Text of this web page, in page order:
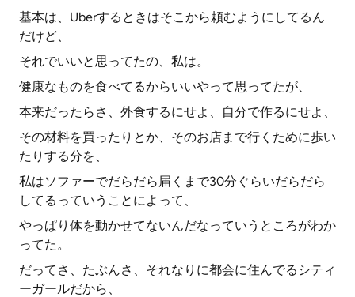
基本は、Uberするときはそこから頼むようにしてるん
だけど、
それでいいと思ってたの、私は。
健康なものを食べてるからいいやって思ってたが、
本来だったらさ、外食するにせよ、自分で作るにせよ、
その材料を買ったりとか、そのお店まで行くために歩い
たりする分を、
私はソファーでだらだら届くまで30分ぐらいだらだら
してるっていうことによって、
やっぱり体を動かせてないんだなっていうところがわか
ってた。
だってさ、たぶんさ、それなりに都会に住んでるシティ
ーガールだから、